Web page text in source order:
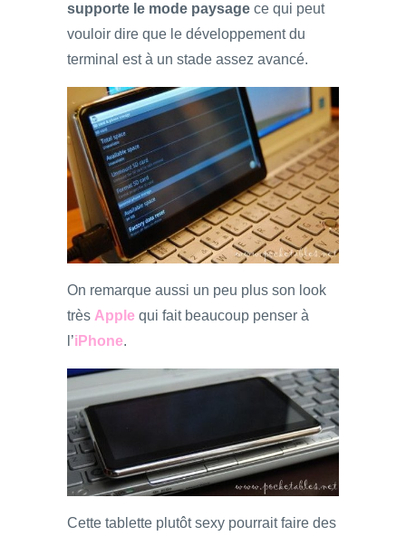
supporte le mode paysage ce qui peut
vouloir dire que le développement du
terminal est à un stade assez avancé.
On remarque aussi un peu plus son look
très Apple qui fait beaucoup penser à
l’iPhone.
Cette tablette plutôt sexy pourrait faire des